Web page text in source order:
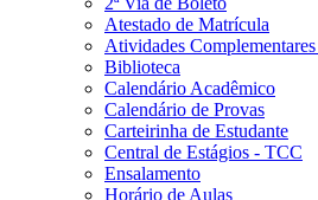
Atestado de Matrícula
Atividades
Biblioteca
Calendário Acadêmico
Calendário de Provas
Carteirinha de Estudante
Central de Estágios - TCC
Ensalamento
Horário de Aulas